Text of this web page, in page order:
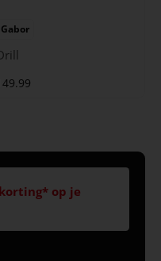
Gabor
op je